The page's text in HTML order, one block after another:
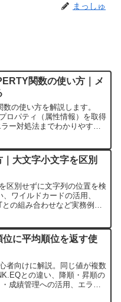
まっしゅ
関数の使い方｜メ
の使い方を解説します。
ロパティ（属性情報）を取得
ー対処法までわかりやすく
大文字小文字を区別
区別せずに文字列の位置を検
ワイルドカードの活用、
の組み合わせなど実務例も
に平均順位を返す使
者向けに解説。同じ値が複数
との違い、降順・昇順の
成績管理への活用、エラー